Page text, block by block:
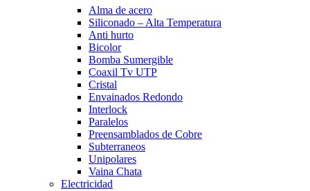
Alma de acero
Siliconado – Alta Temperatura
Anti hurto
Bicolor
Bomba Sumergible
Coaxil Tv UTP
Cristal
Envainados Redondo
Interlock
Paralelos
Preensamblados de Cobre
Subterraneos
Unipolares
Vaina Chata
Electricidad